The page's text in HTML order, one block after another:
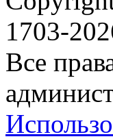
1703-
Все